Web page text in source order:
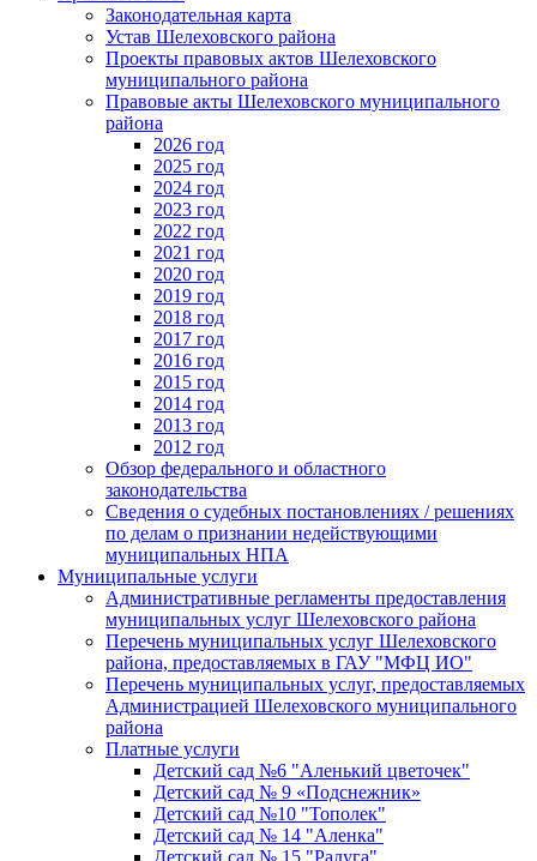
Законодательная карта
Устав Шелеховского района
Проекты правовых актов Шелеховского
муниципального района
Правовые акты Шелеховского муниципального
района
2026 год
2025 год
2024 год
2023 год
2022 год
2021 год
2020 год
2019 год
2018 год
2017 год
2016 год
2015 год
2014 год
2013 год
2012 год
Обзор федерального и областного
законодательства
Сведения о судебных постановлениях / решениях
по делам о признании недействующими
муниципальных НПА
Муниципальные услуги
Административные регламенты предоставления
муниципальных услуг Шелеховского района
Перечень муниципальных услуг Шелеховского
района, предоставляемых в ГАУ "МФЦ ИО"
Перечень муниципальных услуг, предоставляемых
Администрацией Шелеховского муниципального
района
Платные услуги
Детский сад №6 "Аленький цветочек"
Детский сад № 9 «Подснежник»
Детский сад №10 "Тополек"
Детский сад № 14 "Аленка"
Детский сад № 15 "Радуга"